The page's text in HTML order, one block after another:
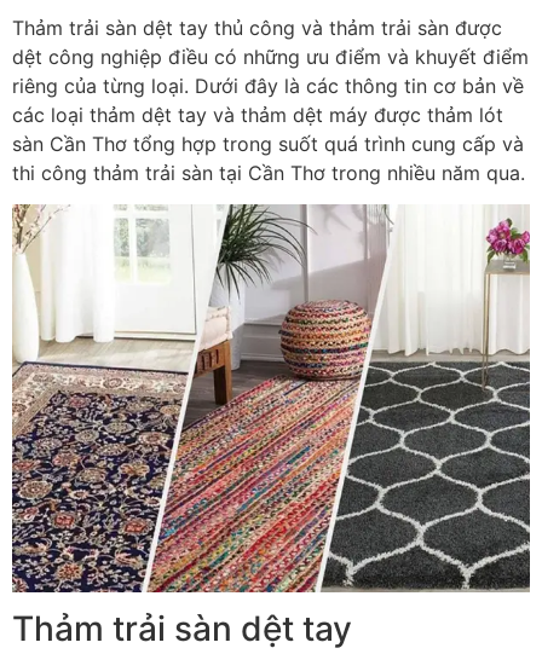
Thảm trải sàn dệt tay thủ công và thảm trải sàn được
dệt công nghiệp điều có những ưu điểm và khuyết điểm
riêng của từng loại. Dưới đây là các thông tin cơ bản về
các loại thảm dệt tay và thảm dệt máy được thảm lót
sàn Cần Thơ tổng hợp trong suốt quá trình cung cấp và
thi công thảm trải sàn tại Cần Thơ trong nhiều năm qua.
Thảm trải sàn dệt tay